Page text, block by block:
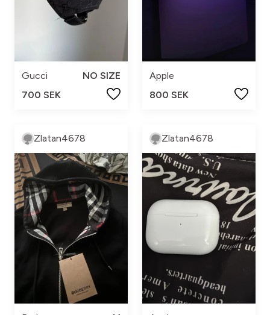
Gucci
NO SIZE
700 SEK
Apple
800 SEK
Zlatan4678 Zlatan4678